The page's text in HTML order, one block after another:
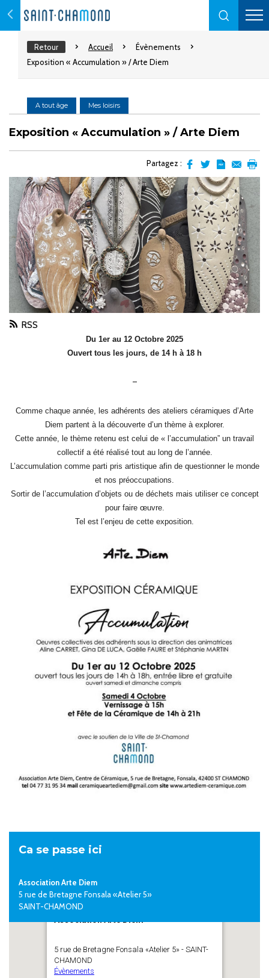
Retour Accueil
Évènements
Exposition « Accumulation » / Arte Diem
A tout âge Mes loisirs
Exposition « Accumulation » / Arte Diem
Partagez :
sur
facebook
sur
Twitter
l'article
en
pdf
par
email
RSS
Du 1er au 12 Octobre 2025
Ouvert tous les jours, de 14 h à 18 h
–
Comme chaque année, les adhérents des ateliers céramiques d’Arte
Diem partent à la découverte d’un thème à explorer.
Cette année, le thème retenu est celui de « l’accumulation” un travail
collectif a été réalisé tout au long de l’année.
L’accumulation comme parti pris artistique afin de questionner le monde
et nos préoccupations.
Sortir de l’accumulation d’objets ou de déchets mais utiliser ce concept
pour faire œuvre.
Tel est l’enjeu de cette exposition.
Ca se passe ici
Association Arte Diem
5 rue de Bretagne Fonsala «Atelier 5»
SAINT-CHAMOND
Association Arte Diem
5 rue de Bretagne Fonsala «Atelier 5» - SAINT-
CHAMOND
Évènements